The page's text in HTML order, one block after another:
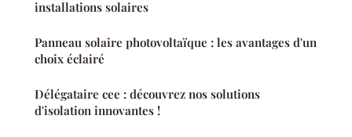
installations solaires
Panneau solaire photovoltaïque : les avantages d'un
choix éclairé
Délégataire cee : découvrez nos solutions
d'isolation innovantes !